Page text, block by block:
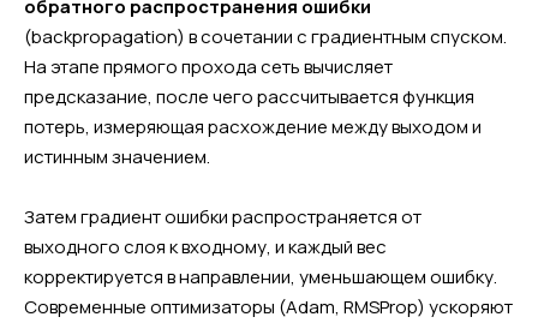
обратного распространения ошибки
(backpropagation) в сочетании с градиентным спуском.
На этапе прямого прохода сеть вычисляет
предсказание, после чего рассчитывается функция
потерь, измеряющая расхождение между выходом и
истинным значением.
Затем градиент ошибки распространяется от
выходного слоя к входному, и каждый вес
корректируется в направлении, уменьшающем ошибку.
Современные оптимизаторы (Adam, RMSProp) ускоряют